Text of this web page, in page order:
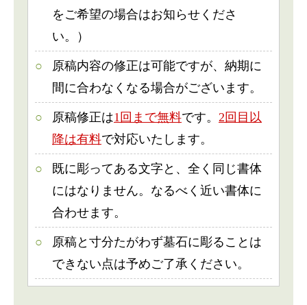
をご希望の場合はお知らせくださ
い。）
原稿内容の修正は可能ですが、納期に
間に合わなくなる場合がございます。
原稿修正は1回まで無料です。 2回目以
降は有料で対応いたします。
既に彫ってある文字と、全く同じ書体
にはなりません。なるべく近い書体に
合わせます。
原稿と寸分たがわず墓石に彫ることは
できない点は予めご了承ください。